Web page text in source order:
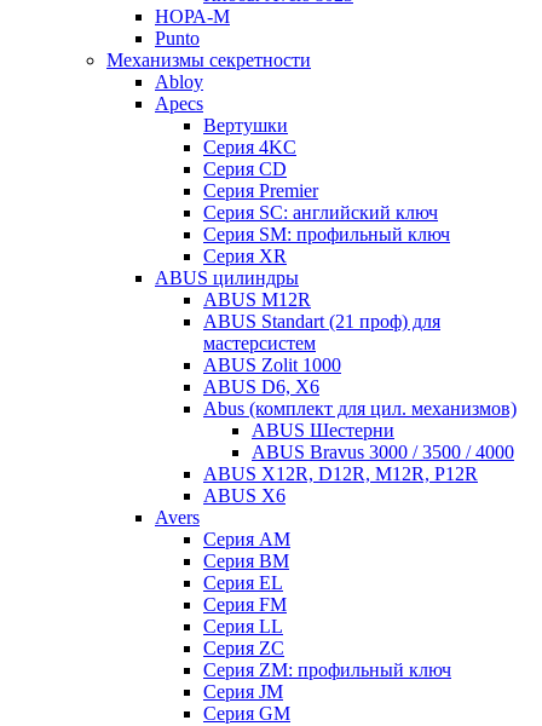
НОРА-М
Punto
Механизмы секретности
Abloy
Apecs
Вертушки
Серия 4KC
Серия CD
Серия Premier
Серия SC: английский ключ
Серия SM: профильный ключ
Серия XR
ABUS цилиндры
ABUS M12R
ABUS Standart (21 проф) для
мастерсистем
ABUS Zolit 1000
ABUS D6, X6
Abus (комплект для цил. механизмов)
ABUS Шестерни
ABUS Bravus 3000 / 3500 / 4000
ABUS X12R, D12R, M12R, P12R
ABUS X6
Avers
Серия AM
Серия BM
Серия EL
Серия FM
Серия LL
Серия ZC
Серия ZM: профильный ключ
Серия JM
Серия GM